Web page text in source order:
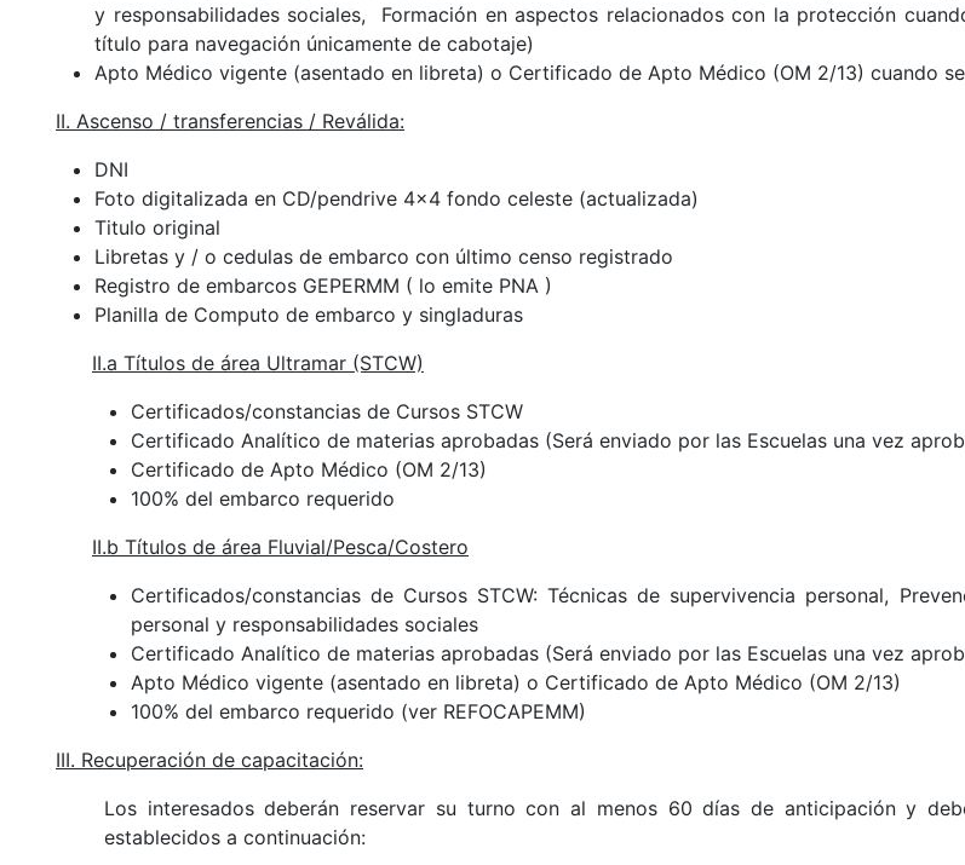
y responsabilidades sociales, Formación en aspectos relacionados con la protección
título para navegación únicamente de cabotaje)
Apto Médico vigente (asentado en libreta) o Certificado de Apto Médico (OM 2/13) cuando
II. Ascenso / transferencias / Reválida:
DNI
Foto digitalizada en CD/pendrive 4x4 fondo celeste (actualizada)
Titulo original
Libretas y / o cedulas de embarco con último censo registrado
Registro de embarcos GEPERMM ( lo emite PNA )
Planilla de Computo de embarco y singladuras
II.a Títulos de área Ultramar (STCW)
Certificados/constancias de Cursos STCW
Certificado Analítico de materias aprobadas (Será enviado por las Escuelas una vez
Certificado de Apto Médico (OM 2/13)
100% del embarco requerido
II.b Títulos de área Fluvial/Pesca/Costero
Certificados/constancias de Cursos STCW: Técnicas de supervivencia personal,
personal y responsabilidades sociales
Certificado Analítico de materias aprobadas (Será enviado por las Escuelas una vez
Apto Médico vigente (asentado en libreta) o Certificado de Apto Médico (OM 2/13)
100% del embarco requerido (ver REFOCAPEMM)
III. Recuperación de capacitación:
Los interesados deberán reservar su turno con al menos 60 días de anticipación y
establecidos a continuación: